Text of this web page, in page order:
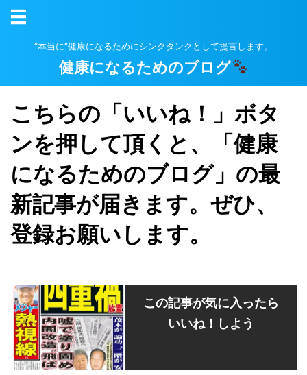
”本当に”健康になるためにシンクタンクとして提言します。
健康になるためのブログ
こちらの「いいね！」ボタ
ンを押して頂くと、「健康
になるためのブログ」の最
新記事が届きます。ぜひ、
登録お願いします。
この記事が気に入ったら
いいね！しよう